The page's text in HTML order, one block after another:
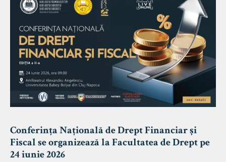
Conferința Națională de Drept Financiar și
Fiscal se organizează la Facultatea de Drept pe
24 iunie 2026